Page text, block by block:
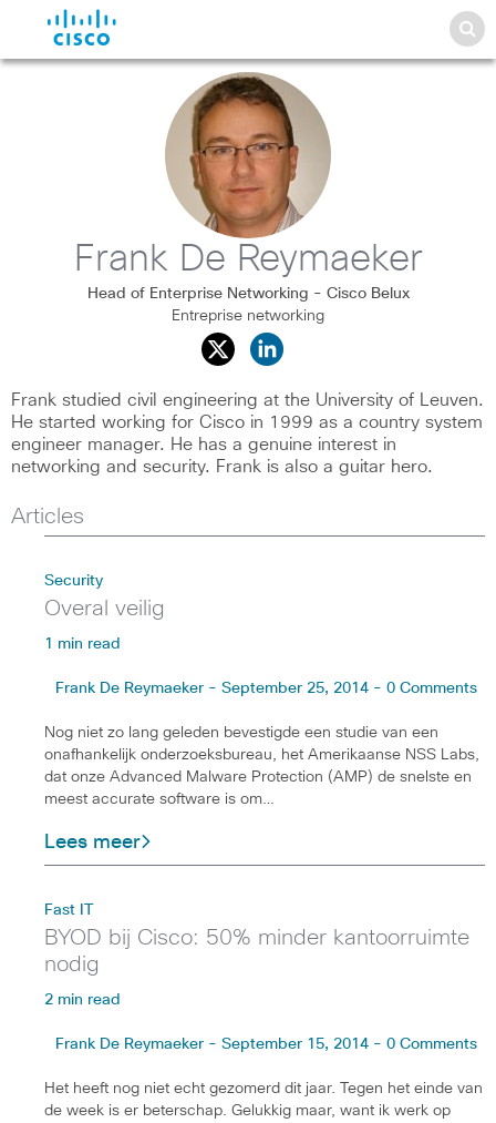
Frank De Reymaeker
Head of Enterprise Networking - Cisco Belux
Entreprise networking
Frank studied civil engineering at the University of Leuven.
He started working for Cisco in 1999 as a country system
engineer manager. He has a genuine interest in
networking and security. Frank is also a guitar hero.
Articles
Security
Overal veilig
1 min read
Frank De Reymaeker - September 25, 2014 - 0 Comments
Nog niet zo lang geleden bevestigde een studie van een
onafhankelijk onderzoeksbureau, het Amerikaanse NSS Labs,
dat onze Advanced Malware Protection (AMP) de snelste en
meest accurate software is om…
Lees meer
Fast IT
BYOD bij Cisco: 50% minder kantoorruimte
nodig
2 min read
Frank De Reymaeker - September 15, 2014 - 0 Comments
Het heeft nog niet echt gezomerd dit jaar. Tegen het einde van
de week is er beterschap. Gelukkig maar, want ik werk op